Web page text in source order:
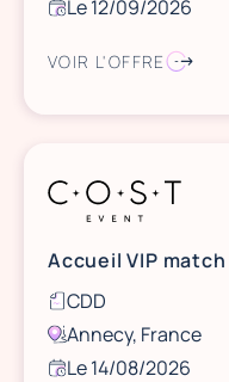
Le 12/09/2026
VOIR L'OFFRE
Accueil VIP
CDD
Annecy, France
Le 14/08/2026